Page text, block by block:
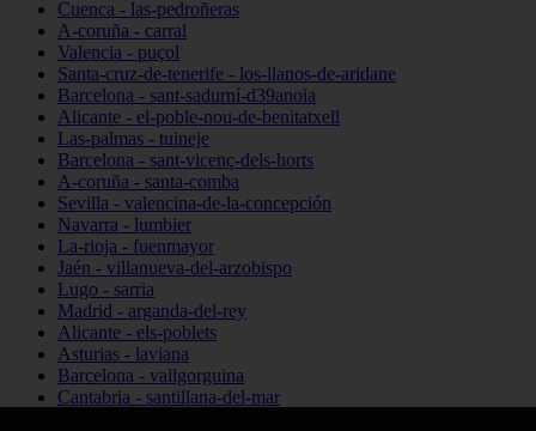
Cuenca - las-pedroñeras
A-coruña - carral
Valencia - puçol
Santa-cruz-de-tenerife - los-llanos-de-aridane
Barcelona - sant-sadurní-d39anoia
Alicante - el-poble-nou-de-benitatxell
Las-palmas - tuineje
Barcelona - sant-vicenç-dels-horts
A-coruña - santa-comba
Sevilla - valencina-de-la-concepción
Navarra - lumbier
La-rioja - fuenmayor
Jaén - villanueva-del-arzobispo
Lugo - sarria
Madrid - arganda-del-rey
Alicante - els-poblets
Asturias - laviana
Barcelona - vallgorguina
Cantabria - santillana-del-mar